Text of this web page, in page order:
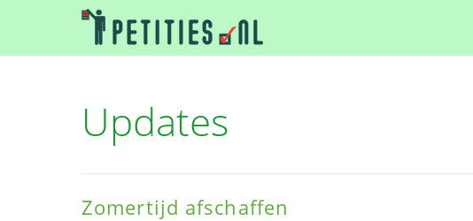
Updates
Zomertijd afschaffen